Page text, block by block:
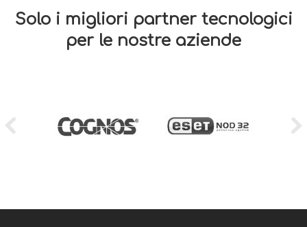
Solo i migliori partner tecnologici
per le nostre aziende